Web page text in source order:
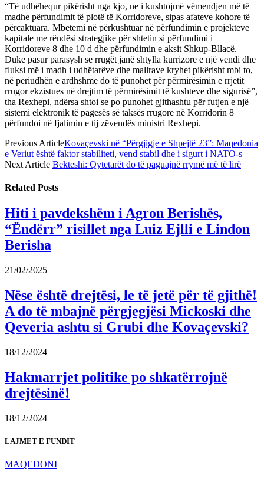
“Të udhëhequr pikërisht nga kjo, ne i kushtojmë vëmendjen më të
madhe përfundimit të plotë të Korridoreve, sipas afateve kohore të
përcaktuara. Mbetemi në përkushtuar në përfundimin e projekteve
kapitale me rëndësi strategjike për shtetin si përfundimi i
Korridoreve 8 dhe 10 d dhe përfundimin e aksit Shkup-Bllacë.
Duke pasur parasysh se rrugët janë shtylla kurrizore e një vendi dhe
fluksi më i madh i udhëtarëve dhe mallrave kryhet pikërisht mbi to,
në periudhën e ardhshme do të punohet për përmirësimin e rrjetit
rrugor ekzistues në drejtim të përmirësimit të kushteve dhe sigurisë”,
tha Rexhepi, ndërsa shtoi se po punohet gjithashtu për futjen e një
sistemi elektronik të pagesës së taksës rrugore në Korridorin 8
përfundoi në fjalimin e tij zëvendës ministri Rexhepi.
Previous ArticleKovaçevski në “Përgjigje e Shpejtë 23”: Maqedonia
e Veriut është faktor stabiliteti, vend stabil dhe i sigurt i NATO-s
Next Article Bekteshi: Qytetarët do të paguajnë rrymë më të lirë
Related Posts
Hiti i pavdekshëm i Agron Berishës,
“Ëndërr” risillet nga Luiz Ejlli e Lindon
Berisha
21/02/2025
Nëse është drejtësi, le të jetë për të gjithë!
A do të mbajnë përgjegjësi Mickoski dhe
Qeveria ashtu si Grubi dhe Kovaçevski?
18/12/2024
Hakmarrjet politike po shkatërrojnë
drejtësinë!
18/12/2024
LAJMET E FUNDIT
MAQEDONI